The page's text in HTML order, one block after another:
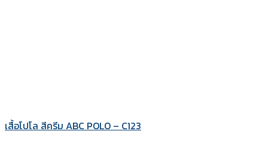
เสื้อโปโล สีครีม ABC POLO – C123